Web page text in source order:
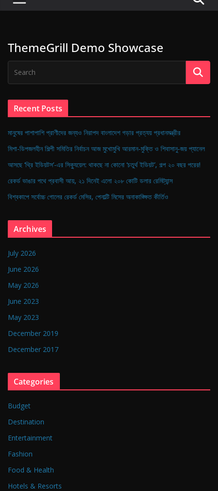
s
e
f
D
i
g
a
l
B
n
g
ThemeGrill Demo Showcase
Recent Posts
মানুষের পাশাপাশি প্রাণীদের জন্যও নিরাপদ বাংলাদেশ গড়ার প্রত্যয় প্রধানমন্ত্রীর
মিশা-ডিপজলহীন শিল্পী সমিতির নির্বাচন আজ মুখোমুখি আরমান-মুক্তি ও শিবাসানু-জয় প্যানেল
আসছে ‘থ্রি ইডিয়টস’-এর সিক্যুয়েল: থাকছে না কোনো ‘চতুর্থ ইডিয়ট’, গল্প ২০ বছর পরের!
রেকর্ড ভাঙার পথে প্রবাসী আয়, ২১ দিনেই এলো ২০৮ কোটি ডলার রেমিট্যান্স
বিশ্বকাপে সর্বোচ্চ গোলের রেকর্ড মেসির, পেনাল্টি মিসের অনাকাঙ্ক্ষিত কীর্তিও
Archives
July 2026
June 2026
May 2026
June 2023
May 2023
December 2019
December 2017
Categories
Budget
Destination
Entertainment
Fashion
Food & Health
Hotels & Resorts